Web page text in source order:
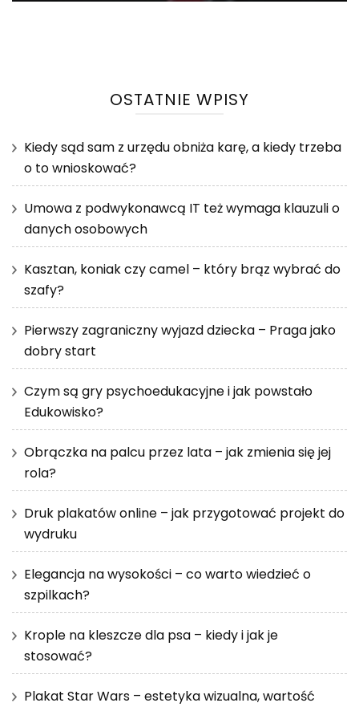
OSTATNIE WPISY
Kiedy sąd sam z urzędu obniża karę, a kiedy trzeba
o to wnioskować?
Umowa z podwykonawcą IT też wymaga klauzuli o
danych osobowych
Kasztan, koniak czy camel – który brąz wybrać do
szafy?
Pierwszy zagraniczny wyjazd dziecka – Praga jako
dobry start
Czym są gry psychoedukacyjne i jak powstało
Edukowisko?
Obrączka na palcu przez lata – jak zmienia się jej
rola?
Druk plakatów online – jak przygotować projekt do
wydruku
Elegancja na wysokości – co warto wiedzieć o
szpilkach?
Krople na kleszcze dla psa – kiedy i jak je
stosować?
Plakat Star Wars – estetyka wizualna, wartość